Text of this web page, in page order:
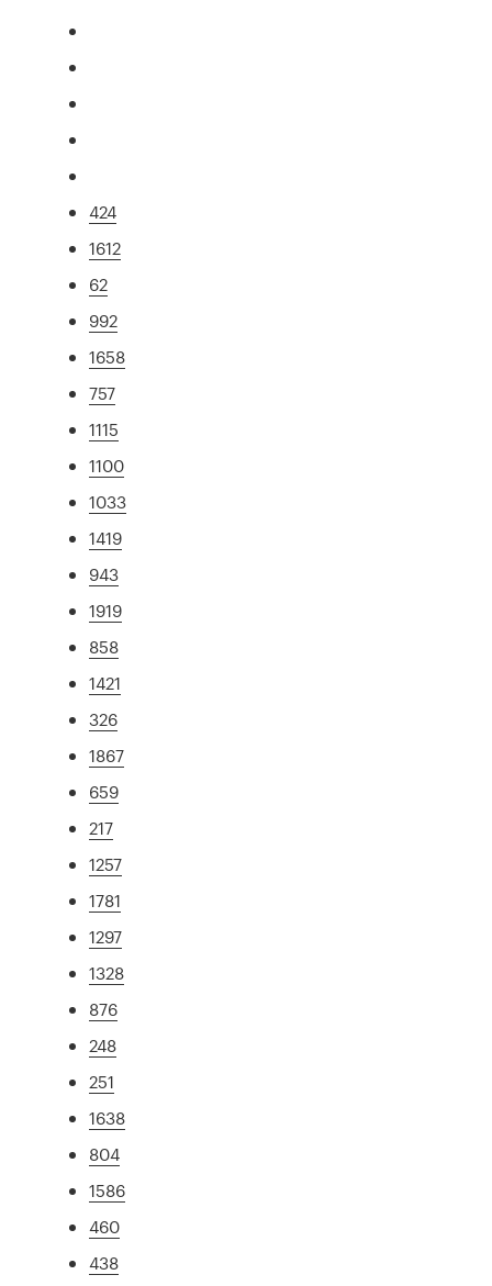
424
1612
62
992
1658
757
1115
1100
1033
1419
943
1919
858
1421
326
1867
659
217
1257
1781
1297
1328
876
248
251
1638
804
1586
460
438